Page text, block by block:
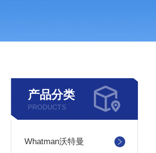
产品分类
PRODUCTS
Whatman沃特曼